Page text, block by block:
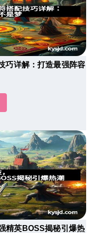
巧详解：打造最强阵容
精英BOSS揭秘引爆热